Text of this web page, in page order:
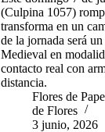
(Culpina 1057)
transforma en un
de la jornada será
Medieval en
contacto real con
distancia.
Flores de
de Flores
3 junio, 2026